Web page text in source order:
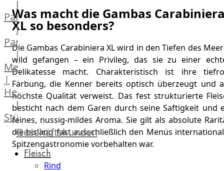
Depot-
Partner
Frischetheken-
Partner
Männer
Metzger
|
Heinsberg
Feinkost
Stüttgen
|
Düsseldorf
The
Geschäftskunden
Fleisch
Rind
Was macht die Gambas
XL so besonders?
Die Gambas Carabiniera XL wird in den Tiefen des
wild gefangen – ein Privileg, das sie zu einer
Delikatesse macht. Charakteristisch ist ihre
Färbung, die Kenner bereits optisch überzeugt und
höchste Qualität verweist. Das fest strukturierte
besticht nach dem Garen durch seine Saftigkeit und
feines, nussig-mildes Aroma. Sie gilt als absolute
die bislang fast ausschließlich den Menüs
Spitzengastronomie vorbehalten war.